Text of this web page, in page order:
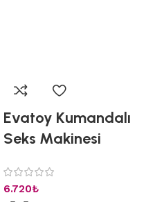
Evatoy Kumandalı
Seks Makinesi
6.720₺